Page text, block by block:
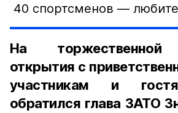
40 спортсменов —
На торжественной
открытия с
участникам и
обратился глава ЗАТО